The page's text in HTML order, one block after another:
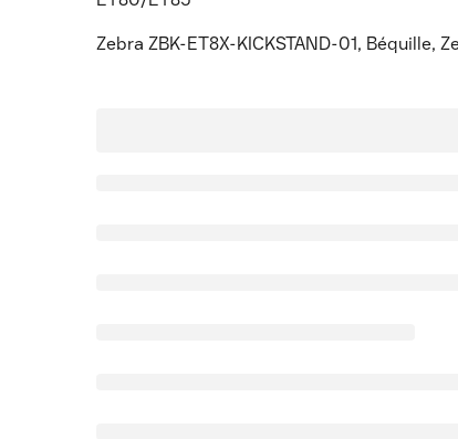
Zebra ZBK-ET8X-KICKSTAND-01, Béquille,